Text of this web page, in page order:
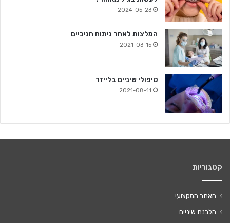
2024-05-23
המלצות לאחר ניתוח חניכיים
2021-03-15
טיפולי שיניים בלייזר
2021-08-11
קטגוריות
האתר המקצועי
הלבנת שיניים